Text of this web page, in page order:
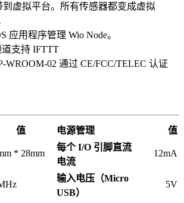
虚拟平台。所有传感器都变成虚拟
应用程序管理 Wio Node。
道支持 IFTTT
WROOM-02 通过 CE/FCC/TELEC 认证
值 电源管理 值
* 28mm
每个 I/O 引脚直流
电流
12mA
输入电压（Micro
USB）
5V